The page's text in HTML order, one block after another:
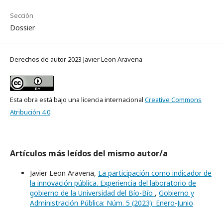
Sección
Dossier
Derechos de autor 2023 Javier Leon Aravena
Esta obra está bajo una licencia internacional Creative Commons
Atribución 4.0.
Artículos más leídos del mismo autor/a
Javier Leon Aravena, La participación como indicador de
la innovación pública. Experiencia del laboratorio de
gobierno de la Universidad del Bío-Bío , Gobierno y
Administración Pública: Núm. 5 (2023): Enero-Junio